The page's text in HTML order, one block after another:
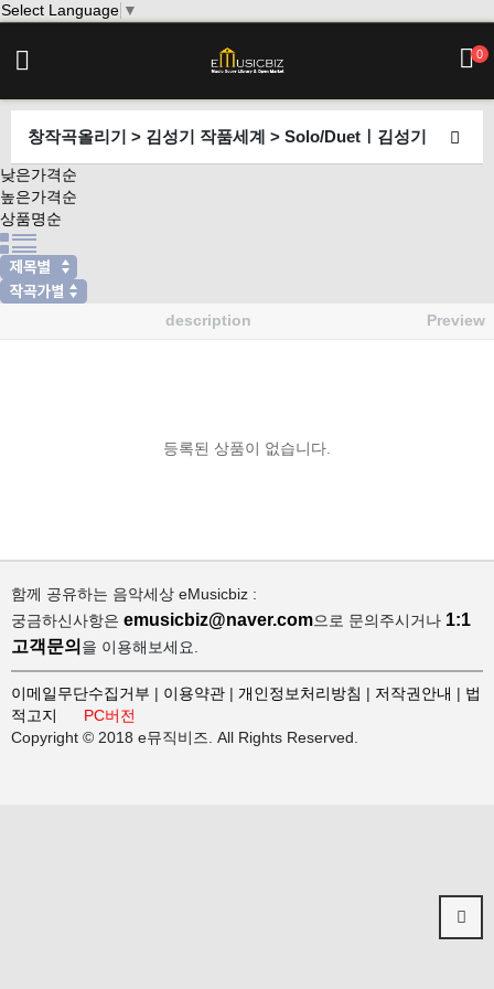
Select Language ▼
0
창작곡올리기 > 김성기 작품세계 > Solo/Duetㅣ김성기
낮은가격순
높은가격순
상품명순
description Preview
등록된 상품이 없습니다.
함께 공유하는 음악세상 eMusicbiz :
궁금하신사항은 emusicbiz@naver.com으로 문의주시거나 1:1
고객문의 을 이용해보세요.
이메일무단수집거부 이용약관 개인정보처리방침 저작권안내
법
적고지
PC버전
Copyright © 2018 e뮤직비즈. All Rights Reserved.